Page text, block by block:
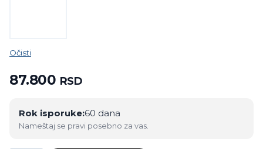
Očisti
87.800 RSD
Rok isporuke:60 dana
Nameštaj se pravi posebno za vas.